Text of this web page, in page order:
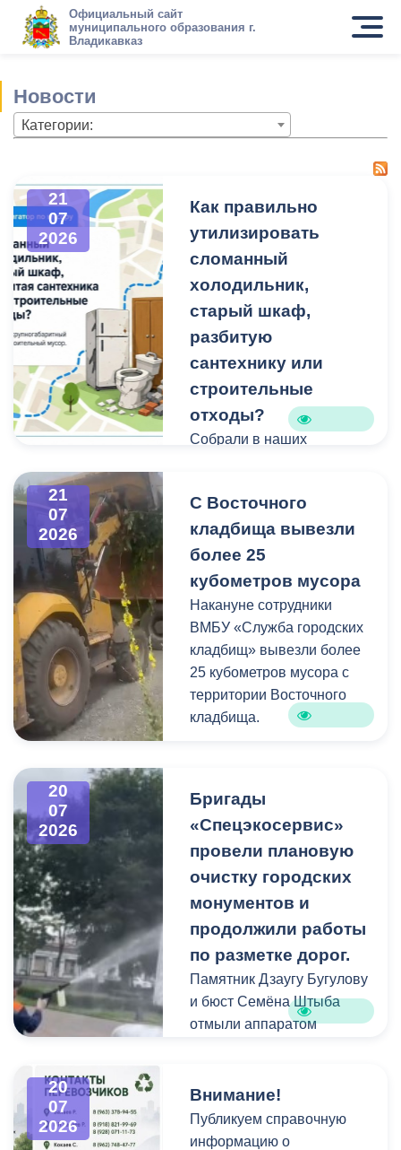
Официальный сайт
муниципального образования г.
Владикавказ
Новости
Категории:
21
07
2026
Как правильно
утилизировать
сломанный
холодильник,
старый шкаф,
разбитую
сантехнику или
строительные
отходы?
Собрали в наших
способы утилизации
крупногабаритного и
строительного мусора.
21
07
2026
С Восточного
кладбища вывезли
более 25
кубометров мусора
Накануне сотрудники
ВМБУ «Служба городских
кладбищ» вывезли более
25 кубометров мусора с
территории Восточного
кладбища.
нередко складируют
растительные и другие
отходы на смежных
площадках и вдоль
проездов, что затрудняет
специализированной
техники.
20
07
2026
Бригады
«Спецэкосервис»
провели плановую
очистку городских
монументов и
продолжили работы
по разметке дорог.
Памятник Дзаугу Бугулову
и бюст Семёна Штыба
отмыли аппаратом
средствами. Такой подход
позволяет эффективно
смыть накопившуюся
20
07
2026
Внимание!
Публикуем справочную
информацию о